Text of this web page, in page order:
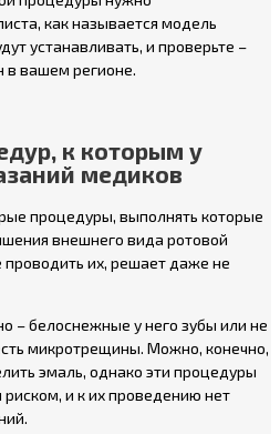
как называется модель
устанавливать, и проверьте –
в вашем регионе.
к которым у
медиков
процедуры, выполнять которые
внешнего вида ротовой
проводить их, решает даже не
– белоснежные у него зубы или не
микротрещины. Можно, конечно,
эмаль, однако эти процедуры
и к их проведению нет